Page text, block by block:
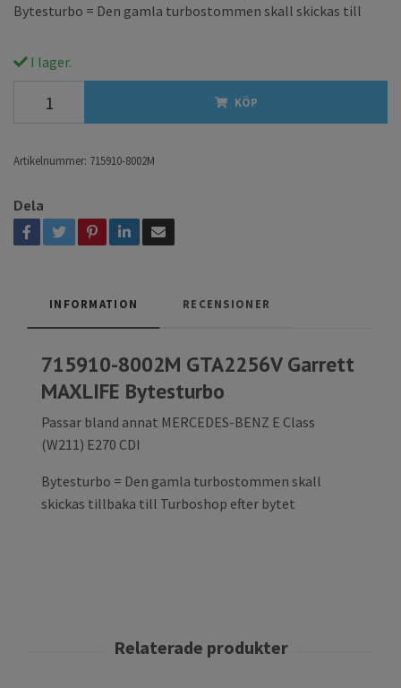
Bytesturbo = Den gamla turbostommen skall skickas till
I lager.
KÖP
Artikelnummer: 715910-8002M
Dela
INFORMATION RECENSIONER
715910-8002M GTA2256V Garrett
MAXLIFE Bytesturbo
Passar bland annat MERCEDES-BENZ E Class
(W211) E270 CDI
Bytesturbo = Den gamla turbostommen skall
skickas tillbaka till Turboshop efter bytet